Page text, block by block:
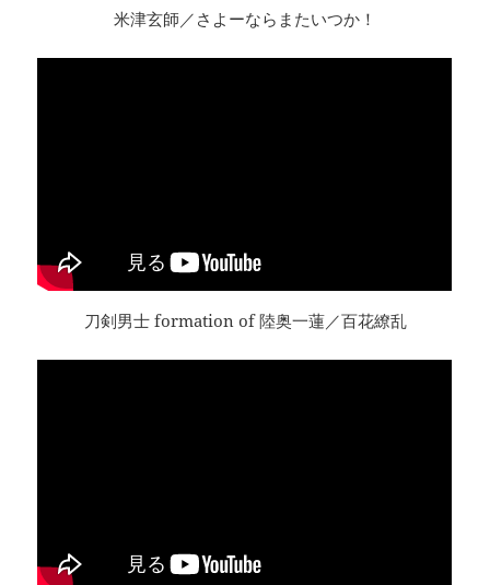
米津玄師／さよーならまたいつか！
刀剣男士 formation of 陸奥一蓮／百花繚乱